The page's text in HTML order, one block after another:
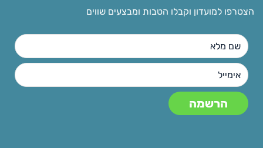
הצטרפו למועדון וקבלו הטבות ומבצעים שווים